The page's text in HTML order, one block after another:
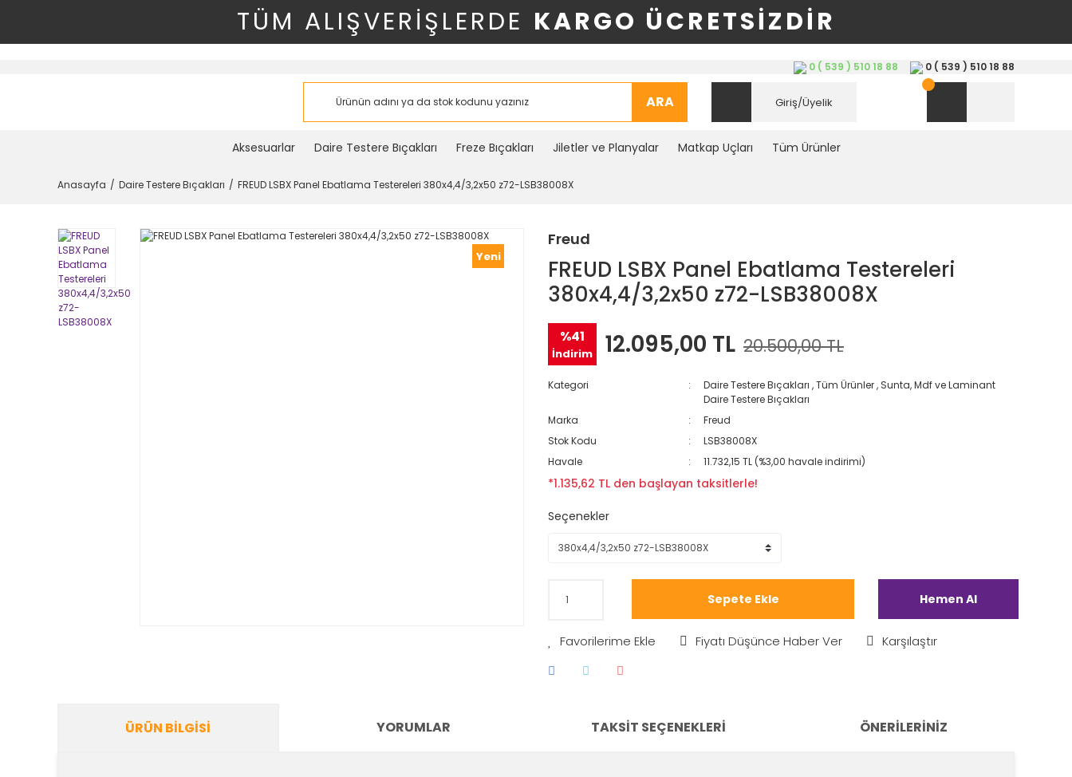
TÜM ALIŞVERİŞLERDE KARGO ÜCRETSİZDİR
0 ( 539 ) 510 18 88 0 ( 539 ) 510 18 88
ARA Giriş/Üyelik
Aksesuarlar Daire Testere Bıçakları Freze Bıçakları Jiletler ve Planyalar Matkap Uçları Tüm Ürünler
Anasayfa Daire Testere Bıçakları FREUD LSBX Panel Ebatlama Testereleri 380x4,4/3,2x50 z72-LSB38008X
Yeni
Freud
FREUD LSBX Panel Ebatlama Testereleri
380x4,4/3,2x50 z72-LSB38008X
%41
İndirim 12.095,00 TL 20.500,00 TL
Kategori Daire Testere Bıçakları ,Tüm Ürünler , Sunta, Mdf ve Laminant
Daire Testere Bıçakları
Marka
Freud
Stok Kodu
LSB38008X
Havale
11.732,15 TL (%3,00 havale indirimi)
*1.135,62 TL den başlayan taksitlerle!
Seçenekler
Sepete Ekle Hemen Al
Fiyatı Düşünce Haber Ver Karşılaştır
ÜRÜN BILGISI YORUMLAR TAKSIT SEÇENEKLERI ÖNERILERINIZ